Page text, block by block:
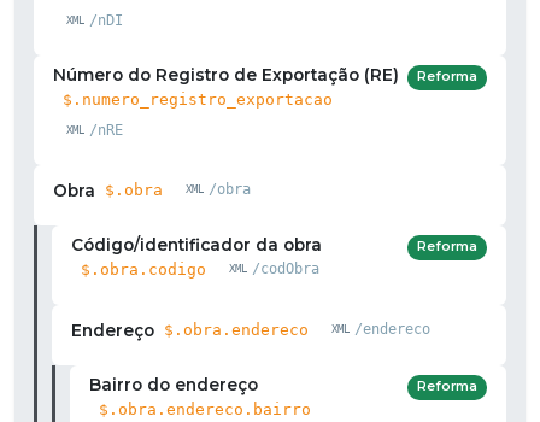
/nDI
Número do Registro de Exportação (RE)
$.numero_registro_exportacao
/nRE
Reforma
Obra $.obra /obra
Código/identificador da obra
$.obra.codigo /codObra
Reforma
Endereço $.obra.endereco /endereco
Bairro do endereço
$.obra.endereco.bairro
Reforma